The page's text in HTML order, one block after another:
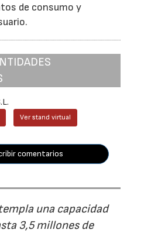
de consumo y
Ver stand virtual
comentarios
una capacidad
3,5 millones de